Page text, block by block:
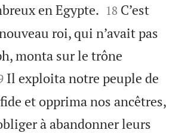
en Egypte. 

18 C’est
roi, qui n’avait pas
monta sur le trône
Il exploita notre peuple de
et opprima nos ancêtres,
à abandonner leurs